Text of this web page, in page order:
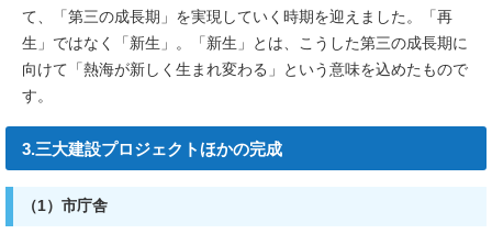
て、「第三の成長期」を実現していく時期を迎えました。「再
生」ではなく「新生」。「新生」とは、こうした第三の成長期に
向けて「熱海が新しく生まれ変わる」という意味を込めたもので
す。
3.三大建設プロジェクトほかの完成
（1）市庁舎